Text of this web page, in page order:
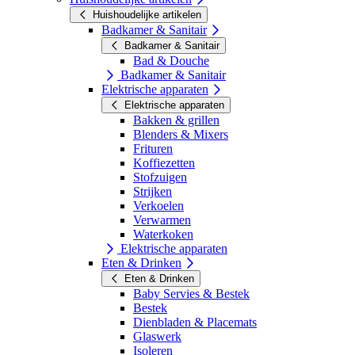
Huishoudelijke artikelen
Badkamer & Sanitair
Badkamer & Sanitair
Bad & Douche
Badkamer & Sanitair
Elektrische apparaten
Elektrische apparaten
Bakken & grillen
Blenders & Mixers
Frituren
Koffiezetten
Stofzuigen
Strijken
Verkoelen
Verwarmen
Waterkoken
Elektrische apparaten
Eten & Drinken
Eten & Drinken
Baby Servies & Bestek
Bestek
Dienbladen & Placemats
Glaswerk
Isoleren